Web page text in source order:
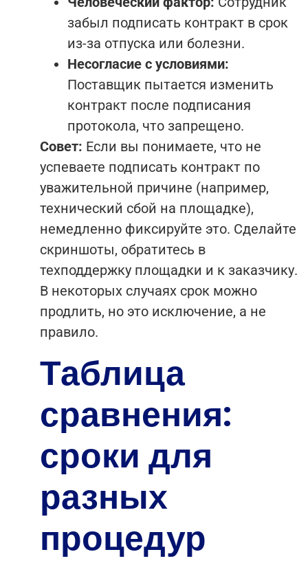
забыл подписать контракт в срок
из-за отпуска или болезни.
Несогласие с условиями:
Поставщик пытается изменить
контракт после подписания
протокола, что запрещено.
Совет: Если вы понимаете, что не
успеваете подписать контракт по
уважительной причине (например,
технический сбой на площадке),
немедленно фиксируйте это. Сделайте
скриншоты, обратитесь в
техподдержку площадки и к заказчику.
В некоторых случаях срок можно
продлить, но это исключение, а не
правило.
Таблица
сравнения:
сроки для
разных
процедур